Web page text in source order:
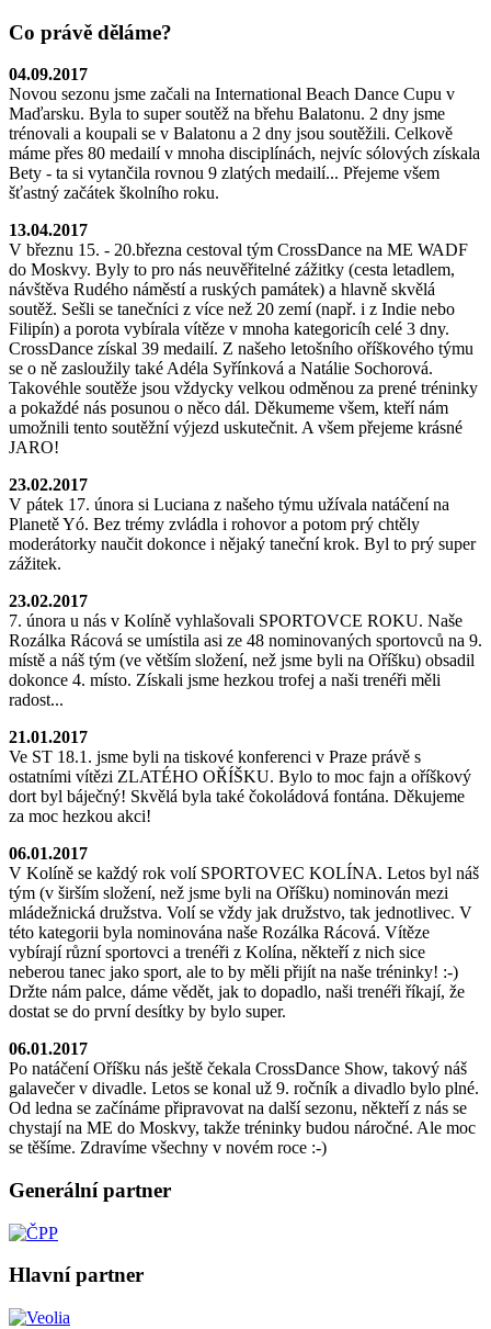
Co právě děláme?
04.09.2017
Novou sezonu jsme začali na International Beach Dance Cupu v
Maďarsku. Byla to super soutěž na břehu Balatonu. 2 dny jsme
trénovali a koupali se v Balatonu a 2 dny jsou soutěžili. Celkově
máme přes 80 medailí v mnoha disciplínách, nejvíc sólových získala
Bety - ta si vytančila rovnou 9 zlatých medailí... Přejeme všem
šťastný začátek školního roku.
13.04.2017
V březnu 15. - 20.března cestoval tým CrossDance na ME WADF
do Moskvy. Byly to pro nás neuvěřitelné zážitky (cesta letadlem,
návštěva Rudého náměstí a ruských památek) a hlavně skvělá
soutěž. Sešli se tanečníci z více než 20 zemí (např. i z Indie nebo
Filipín) a porota vybírala vítěze v mnoha kategoricíh celé 3 dny.
CrossDance získal 39 medailí. Z našeho letošního oříškového týmu
se o ně zasloužily také Adéla Syřínková a Natálie Sochorová.
Takovéhle soutěže jsou vždycky velkou odměnou za prené tréninky
a pokaždé nás posunou o něco dál. Děkumeme všem, kteří nám
umožnili tento soutěžní výjezd uskutečnit. A všem přejeme krásné
JARO!
23.02.2017
V pátek 17. února si Luciana z našeho týmu užívala natáčení na
Planetě Yó. Bez trémy zvládla i rohovor a potom prý chtěly
moderátorky naučit dokonce i nějaký taneční krok. Byl to prý super
zážitek.
23.02.2017
7. února u nás v Kolíně vyhlašovali SPORTOVCE ROKU. Naše
Rozálka Rácová se umístila asi ze 48 nominovaných sportovců na 9.
místě a náš tým (ve větším složení, než jsme byli na Oříšku) obsadil
dokonce 4. místo. Získali jsme hezkou trofej a naši trenéři měli
radost...
21.01.2017
Ve ST 18.1. jsme byli na tiskové konferenci v Praze právě s
ostatními vítězi ZLATÉHO OŘÍŠKU. Bylo to moc fajn a oříškový
dort byl báječný! Skvělá byla také čokoládová fontána. Děkujeme
za moc hezkou akci!
06.01.2017
V Kolíně se každý rok volí SPORTOVEC KOLÍNA. Letos byl náš
tým (v širším složení, než jsme byli na Oříšku) nominován mezi
mládežnická družstva. Volí se vždy jak družstvo, tak jednotlivec. V
této kategorii byla nominována naše Rozálka Rácová. Vítěze
vybírají různí sportovci a trenéři z Kolína, někteří z nich sice
neberou tanec jako sport, ale to by měli přijít na naše tréninky! :-)
Držte nám palce, dáme vědět, jak to dopadlo, naši trenéři říkají, že
dostat se do první desítky by bylo super.
06.01.2017
Po natáčení Oříšku nás ještě čekala CrossDance Show, takový náš
galavečer v divadle. Letos se konal už 9. ročník a divadlo bylo plné.
Od ledna se začínáme připravovat na další sezonu, někteří z nás se
chystají na ME do Moskvy, takže tréninky budou náročné. Ale moc
se těšíme. Zdravíme všechny v novém roce :-)
Generální partner
Hlavní partner